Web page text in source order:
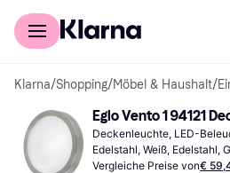
Für Shopper
Klarna/Shopping/Möbel & Haushalt/
Eglo Vento 1 94121
Deckenleuchte, LED-
Edelstahl, Weiß, Edelstahl,
Vergleiche Preise von€